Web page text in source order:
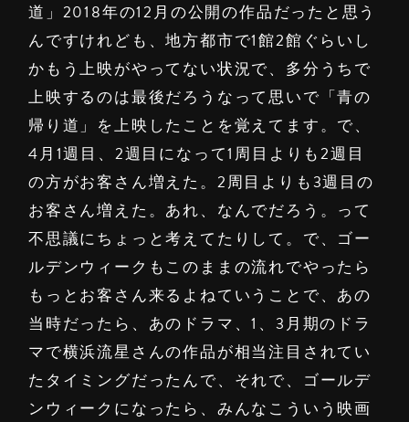
道」2018年の12月の公開の作品だったと思う
んですけれども、地方都市で1館2館ぐらいし
かもう上映がやってない状況で、多分うちで
上映するのは最後だろうなって思いで「青の
帰り道」を上映したことを覚えてます。で、
4月1週目、2週目になって1周目よりも2週目
の方がお客さん増えた。2周目よりも3週目の
お客さん増えた。あれ、なんでだろう。って
不思議にちょっと考えてたりして。で、ゴー
ルデンウィークもこのままの流れでやったら
もっとお客さん来るよねていうことで、あの
当時だったら、あのドラマ、1、3月期のドラ
マで横浜流星さんの作品が相当注目されてい
たタイミングだったんで、それで、ゴールデ
ンウィークになったら、みんなこういう映画